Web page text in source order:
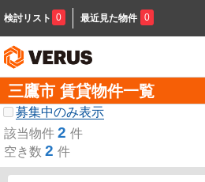
検討リスト 0 最近見た物件 0
三鷹市 賃貸物件一覧
募集中のみ表示
該当物件 2 件
空き数 2 件